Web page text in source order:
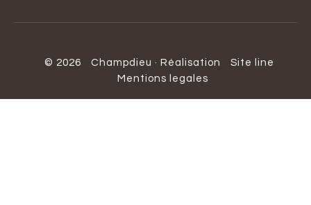
© 2026 Champdieu · Réalisation
Site line
Mentions legales